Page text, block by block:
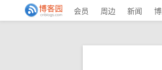
会员 周边 新闻